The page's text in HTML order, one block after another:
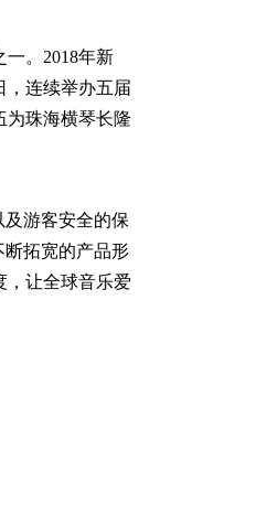
。2018年新
，连续举办五届
为珠海横琴长隆
游客安全的保
断拓宽的产品形
，让全球音乐爱